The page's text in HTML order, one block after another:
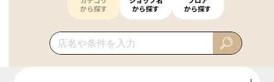
から探す
から探す
から探す